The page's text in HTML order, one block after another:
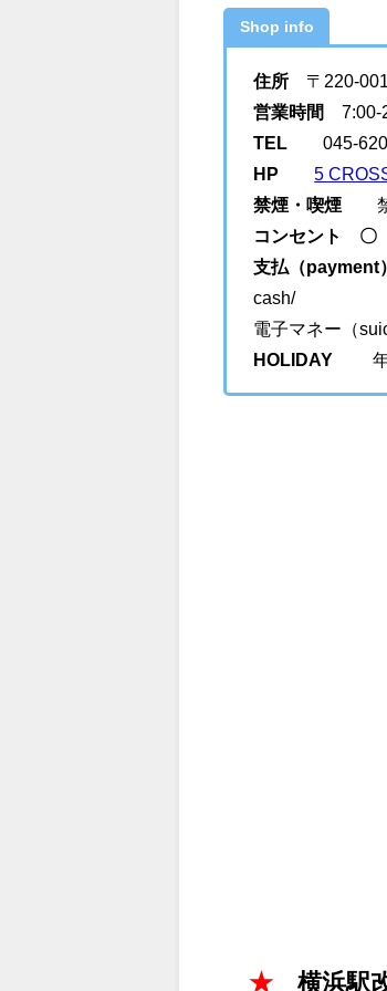
Shop info
住所 〒220-
営業時間7:00-
TEL
045-620-
HP
5
禁煙・喫煙 禁
コンセント 〇
支払（payment
cash/
電子マネー（
HOLIDAY 年
★横浜駅